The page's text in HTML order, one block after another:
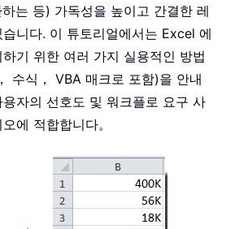
는 등) 가독성을 높이고 간결한 레
니다. 이 튜토리얼에서는 Excel 에
기 위한 여러 가지 실용적인 방법
수식， VBA 매크로 포함)을 안내
자의 선호도 및 워크플로 요구 사
에 적합합니다。